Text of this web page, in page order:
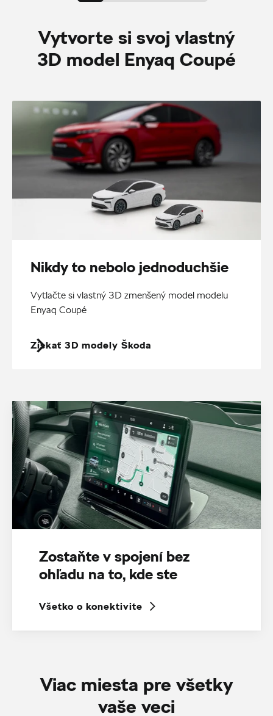
Vytvorte si svoj vlastný
3D model Enyaq Coupé
Nikdy to nebolo jednoduchšie
Vytlačte si vlastný 3D zmenšený model modelu
Enyaq Coupé
Získať 3D modely Škoda
Zostaňte v spojení bez
ohľadu na to, kde ste
Všetko o konektivite
Viac miesta pre všetky
vaše veci